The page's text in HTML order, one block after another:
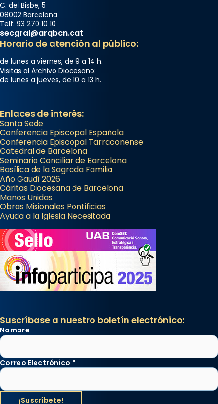
C. del Bisbe, 5
08002 Barcelona
Telf. 93 270 10 10
secgral@arqbcn.cat
Horario de atención al público:
de lunes a viernes, de 9 a 14 h.
Visitas al Archivo Diocesano:
de lunes a jueves, de 10 a 13 h.
Enlaces de interés:
Santa Sede
Conferencia Episcopal Española
Conferencia Episcopal Tarraconense
Catedral de Barcelona
Seminario Conciliar de Barcelona
Basílica de la Sagrada Familia
Año Gaudí 2026
Cáritas Diocesana de Barcelona
Manos Unidas
Obras Misionales Pontificias
Ayuda a la Iglesia Necesitada
Suscríbase a nuestro boletín electrónico:
Nombre
Correo Electrónico *